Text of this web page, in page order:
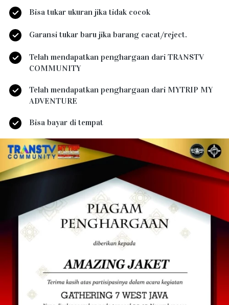
Bisa tukar ukuran jika tidak cocok
Garansi tukar baru jika barang cacat/reject.
Telah mendapatkan penghargaan dari TRANSTV
COMMUNITY
Telah mendapatkan penghargaan dari MYTRIP MY
ADVENTURE
Bisa bayar di tempat